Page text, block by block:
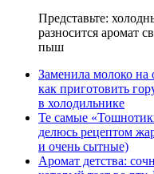
Представьте:
разносится аромат
пыш
Заменила молоко
как приготовить
в холодильнике
Те самые
делюсь рецептом
и очень сытные)
Аромат детства: